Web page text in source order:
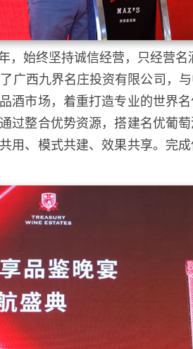
，始终坚持诚信经营，只经营名
广西九界名庄投资有限公司，
酒市场，着重打造专业的世界
过整合优势资源，搭建名优葡
用、模式共建、效果共享。完